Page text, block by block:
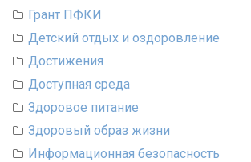
Грант ПФКИ
Детский отдых и оздоровление
Достижения
Доступная среда
Здоровое питание
Здоровый образ жизни
Информационная безопасность